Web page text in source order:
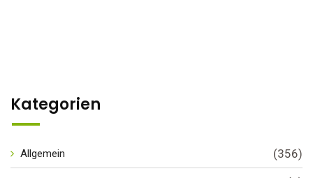
Kategorien
Allgemein (356)